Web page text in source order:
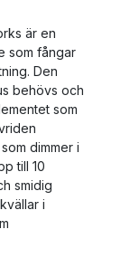
är en
som fångar
Den
behövs och
som
dimmer i
till 10
smidig
i